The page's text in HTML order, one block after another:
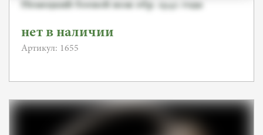
Немецкий боевой нож обр. 1942 года
нет в наличии
Артикул: 1655